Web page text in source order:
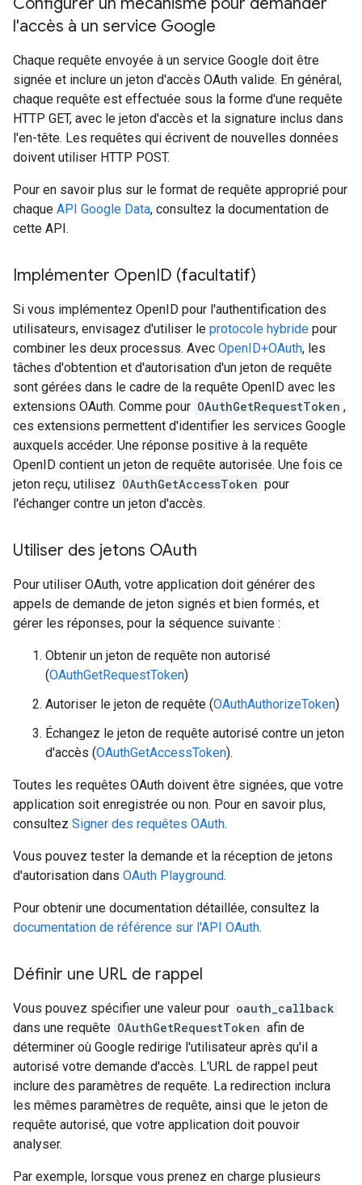
l'accès à un service Google
Chaque requête envoyée à un service Google doit être
signée et inclure un jeton d'accès OAuth valide. En général,
chaque requête est effectuée sous la forme d'une requête
HTTP GET, avec le jeton d'accès et la signature inclus dans
l'en-tête. Les requêtes qui écrivent de nouvelles données
doivent utiliser HTTP POST.
Pour en savoir plus sur le format de requête approprié pour
chaque API Google Data, consultez la documentation de
cette API.
Implémenter OpenID (facultatif)
Si vous implémentez OpenID pour l'authentification des
utilisateurs, envisagez d'utiliser le protocole hybride pour
combiner les deux processus. Avec OpenID+OAuth, les
tâches d'obtention et d'autorisation d'un jeton de requête
sont gérées dans le cadre de la requête OpenID avec les
extensions OAuth. Comme pour OAuthGetRequestToken ,
ces extensions permettent d'identifier les services Google
auxquels accéder. Une réponse positive à la requête
OpenID contient un jeton de requête autorisée. Une fois ce
jeton reçu, utilisez OAuthGetAccessToken pour
l'échanger contre un jeton d'accès.
Utiliser des jetons OAuth
Pour utiliser OAuth, votre application doit générer des
appels de demande de jeton signés et bien formés, et
gérer les réponses, pour la séquence suivante :
Obtenir un jeton de requête non autorisé
(OAuthGetRequestToken)
Autoriser le jeton de requête (OAuthAuthorizeToken)
Échangez le jeton de requête autorisé contre un jeton
d'accès (OAuthGetAccessToken).
Toutes les requêtes OAuth doivent être signées, que votre
application soit enregistrée ou non. Pour en savoir plus,
consultez Signer des requêtes OAuth.
Vous pouvez tester la demande et la réception de jetons
d'autorisation dans OAuth Playground.
Pour obtenir une documentation détaillée, consultez la
documentation de référence sur l'API OAuth.
Définir une URL de rappel
Vous pouvez spécifier une valeur pour oauth_callback
dans une requête OAuthGetRequestToken afin de
déterminer où Google redirige l'utilisateur après qu'il a
autorisé votre demande d'accès. L'URL de rappel peut
inclure des paramètres de requête. La redirection inclura
les mêmes paramètres de requête, ainsi que le jeton de
requête autorisé, que votre application doit pouvoir
analyser.
Par exemple, lorsque vous prenez en charge plusieurs